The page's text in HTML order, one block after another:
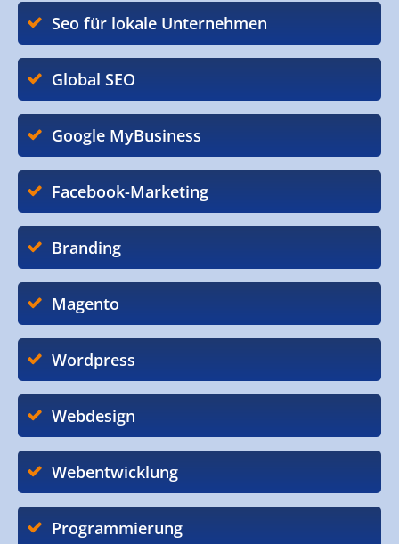
Seo für lokale Unternehmen
Global SEO
Google MyBusiness
Facebook-Marketing
Branding
Magento
Wordpress
Webdesign
Webentwicklung
Programmierung